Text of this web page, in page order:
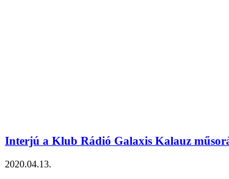
Interjú a Klub Rádió Galaxis Kalauz
2020.04.13.